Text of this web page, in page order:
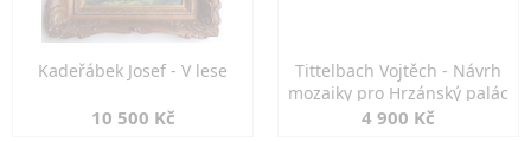
Kadeřábek Josef - V lese
10 500 Kč
Tittelbach Vojtěch - Návrh
mozaiky pro Hrzánský palác
4 900 Kč